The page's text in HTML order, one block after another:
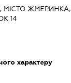
МІСТО ЖМЕРИНКА,
14
характеру